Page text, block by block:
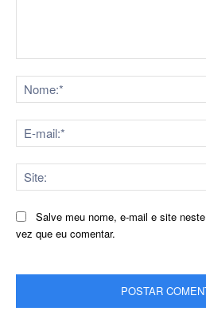
Salve meu nome, e-mail e site
vez que eu comentar.